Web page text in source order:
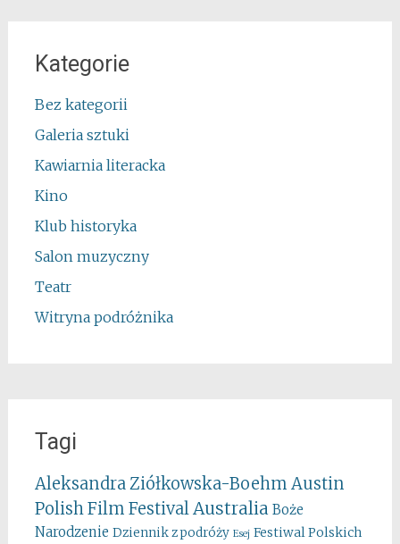
Kategorie
Bez kategorii
Galeria sztuki
Kawiarnia literacka
Kino
Klub historyka
Salon muzyczny
Teatr
Witryna podróżnika
Tagi
Aleksandra Ziółkowska-Boehm Austin
Polish Film FestivalAustralia Boże
Narodzenie Dziennik z podróży Esej Festiwal Polskich